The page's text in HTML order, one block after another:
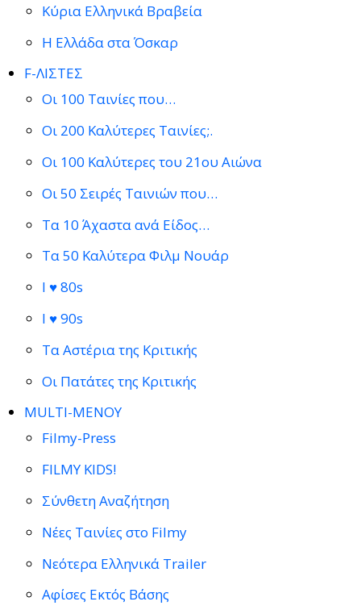
Κύρια Ελληνικά Βραβεία
Η Ελλάδα στα Όσκαρ
F-ΛΙΣΤΕΣ
Οι 100 Ταινίες που…
Οι 200 Καλύτερες Ταινίες;.
Οι 100 Καλύτερες του 21ου Αιώνα
Οι 50 Σειρές Ταινιών που…
Τα 10 Άχαστα ανά Είδος…
Τα 50 Καλύτερα Φιλμ Νουάρ
I ♥ 80s
I ♥ 90s
Τα Αστέρια της Κριτικής
Οι Πατάτες της Κριτικής
MULTI-ΜΕΝΟΥ
Filmy-Press
FILMY KIDS!
Σύνθετη Αναζήτηση
Νέες Ταινίες στο Filmy
Νεότερα Ελληνικά Trailer
Αφίσες Εκτός Βάσης